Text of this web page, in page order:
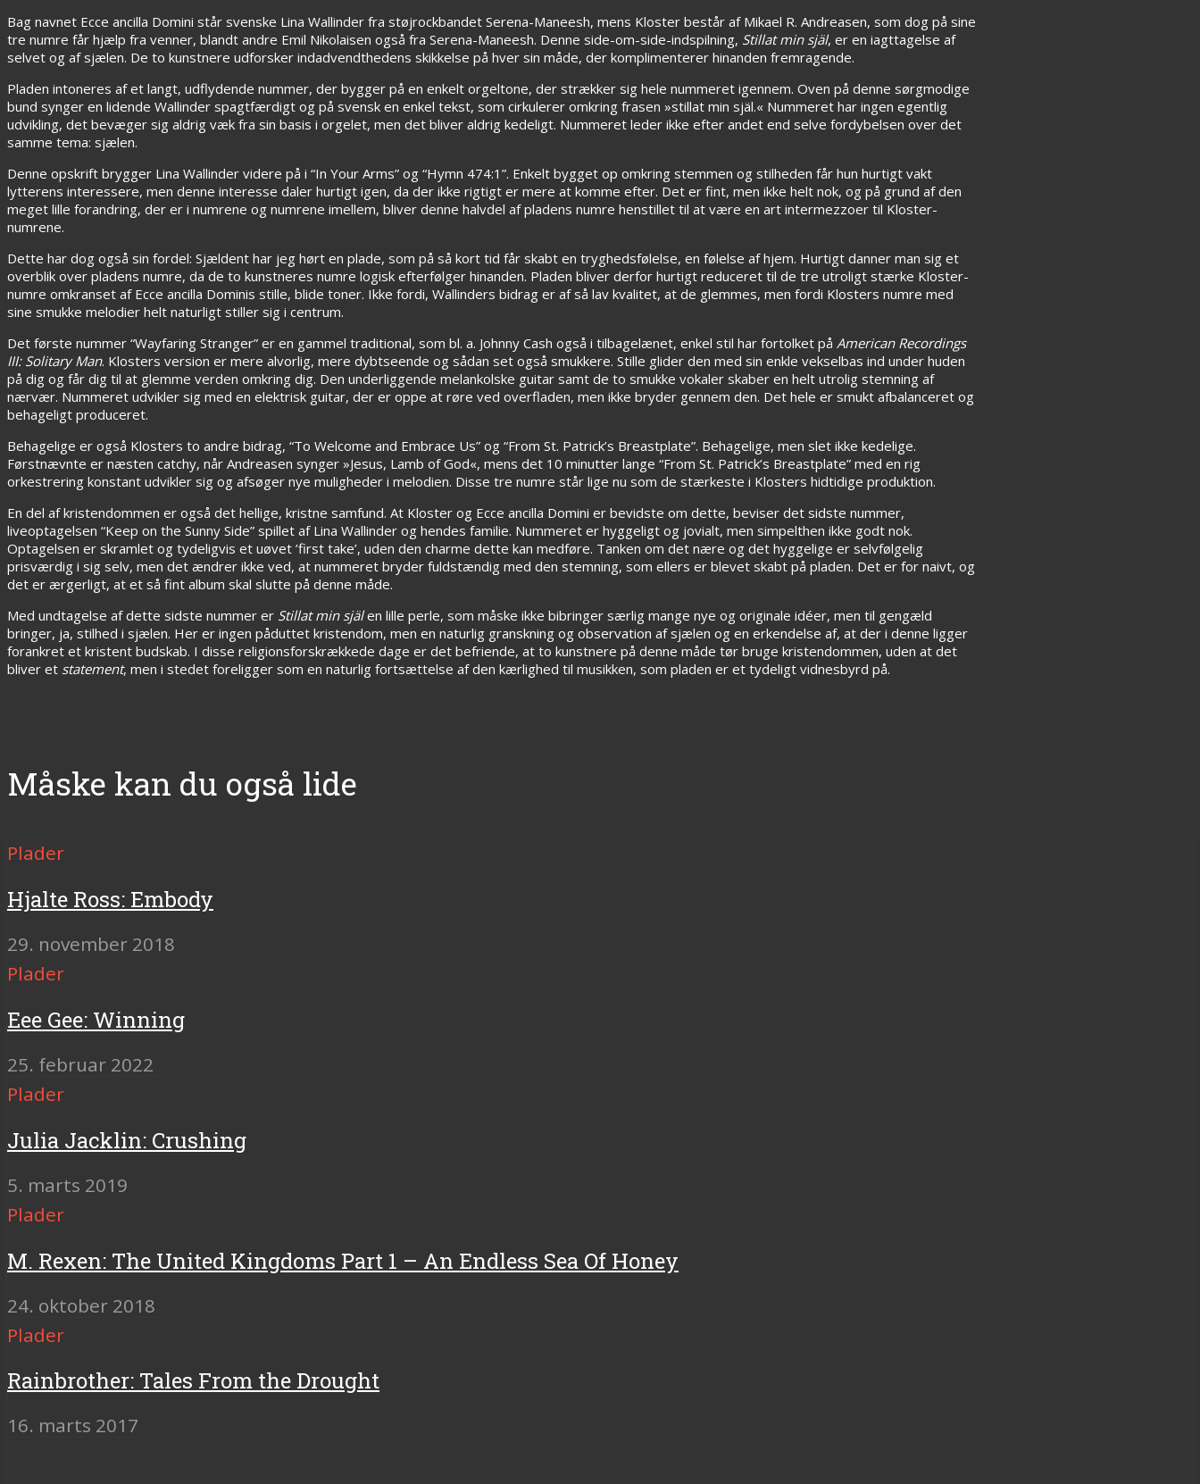
Bag navnet Ecce ancilla Domini står svenske Lina Wallinder fra støjrockbandet Serena-Maneesh, mens Kloster består af Mikael R. Andreasen, som dog på sine
tre numre får hjælp fra venner, blandt andre Emil Nikolaisen også fra Serena-Maneesh. Denne side-om-side-indspilning, Stillat min själ, er en iagttagelse af
selvet og af sjælen. De to kunstnere udforsker indadvendthedens skikkelse på hver sin måde, der komplimenterer hinanden fremragende.
Pladen intoneres af et langt, udflydende nummer, der bygger på en enkelt orgeltone, der strækker sig hele nummeret igennem. Oven på denne sørgmodige
bund synger en lidende Wallinder spagtfærdigt og på svensk en enkel tekst, som cirkulerer omkring frasen »stillat min själ.« Nummeret har ingen egentlig
udvikling, det bevæger sig aldrig væk fra sin basis i orgelet, men det bliver aldrig kedeligt. Nummeret leder ikke efter andet end selve fordybelsen over det
samme tema: sjælen.
Denne opskrift brygger Lina Wallinder videre på i “In Your Arms” og “Hymn 474:1”. Enkelt bygget op omkring stemmen og stilheden får hun hurtigt vakt
lytterens interessere, men denne interesse daler hurtigt igen, da der ikke rigtigt er mere at komme efter. Det er fint, men ikke helt nok, og på grund af den
meget lille forandring, der er i numrene og numrene imellem, bliver denne halvdel af pladens numre henstillet til at være en art intermezzoer til Kloster-
numrene.
Dette har dog også sin fordel: Sjældent har jeg hørt en plade, som på så kort tid får skabt en tryghedsfølelse, en følelse af hjem. Hurtigt danner man sig et
overblik over pladens numre, da de to kunstneres numre logisk efterfølger hinanden. Pladen bliver derfor hurtigt reduceret til de tre utroligt stærke Kloster-
numre omkranset af Ecce ancilla Dominis stille, blide toner. Ikke fordi, Wallinders bidrag er af så lav kvalitet, at de glemmes, men fordi Klosters numre med
sine smukke melodier helt naturligt stiller sig i centrum.
Det første nummer “Wayfaring Stranger” er en gammel traditional, som bl. a. Johnny Cash også i tilbagelænet, enkel stil har fortolket på American Recordings
III: Solitary Man. Klosters version er mere alvorlig, mere dybtseende og sådan set også smukkere. Stille glider den med sin enkle vekselbas ind under huden
på dig og får dig til at glemme verden omkring dig. Den underliggende melankolske guitar samt de to smukke vokaler skaber en helt utrolig stemning af
nærvær. Nummeret udvikler sig med en elektrisk guitar, der er oppe at røre ved overfladen, men ikke bryder gennem den. Det hele er smukt afbalanceret og
behageligt produceret.
Behagelige er også Klosters to andre bidrag, “To Welcome and Embrace Us” og “From St. Patrick’s Breastplate”. Behagelige, men slet ikke kedelige.
Førstnævnte er næsten catchy, når Andreasen synger »Jesus, Lamb of God«, mens det 10 minutter lange “From St. Patrick’s Breastplate” med en rig
orkestrering konstant udvikler sig og afsøger nye muligheder i melodien. Disse tre numre står lige nu som de stærkeste i Klosters hidtidige produktion.
En del af kristendommen er også det hellige, kristne samfund. At Kloster og Ecce ancilla Domini er bevidste om dette, beviser det sidste nummer,
liveoptagelsen “Keep on the Sunny Side” spillet af Lina Wallinder og hendes familie. Nummeret er hyggeligt og jovialt, men simpelthen ikke godt nok.
Optagelsen er skramlet og tydeligvis et uøvet ’first take’, uden den charme dette kan medføre. Tanken om det nære og det hyggelige er selvfølgelig
prisværdig i sig selv, men det ændrer ikke ved, at nummeret bryder fuldstændig med den stemning, som ellers er blevet skabt på pladen. Det er for naivt, og
det er ærgerligt, at et så fint album skal slutte på denne måde.
Med undtagelse af dette sidste nummer er Stillat min själen lille perle, som måske ikke bibringer særlig mange nye og originale idéer, men til gengæld
bringer, ja, stilhed i sjælen. Her er ingen påduttet kristendom, men en naturlig granskning og observation af sjælen og en erkendelse af, at der i denne ligger
forankret et kristent budskab. I disse religionsforskrækkede dage er det befriende, at to kunstnere på denne måde tør bruge kristendommen, uden at det
bliver et statement, men i stedet foreligger som en naturlig fortsættelse af den kærlighed til musikken, som pladen er et tydeligt vidnesbyrd på.
Måske kan du også lide
Plader
Hjalte Ross: Embody
29. november 2018
Plader
Eee Gee: Winning
25. februar 2022
Plader
Julia Jacklin: Crushing
5. marts 2019
Plader
M. Rexen: The United Kingdoms Part 1 – An Endless Sea Of Honey
24. oktober 2018
Plader
Rainbrother: Tales From the Drought
16. marts 2017